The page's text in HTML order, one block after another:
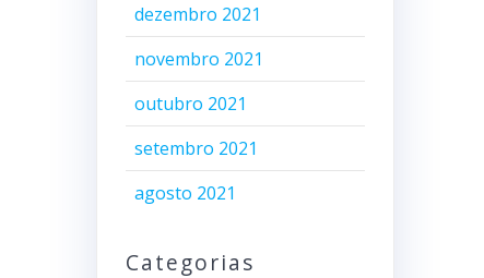
dezembro 2021
novembro 2021
outubro 2021
setembro 2021
agosto 2021
Categorias